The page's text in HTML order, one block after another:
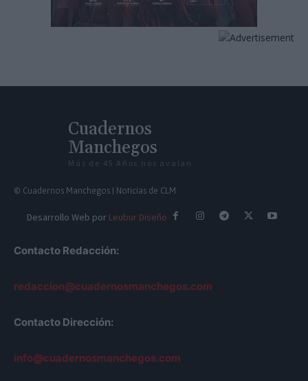
Cuadernos
Manchegos
Más de 45 Años nos avalan
© Cuadernos Manchegos | Noticias de CLM
Desarrollo Web por Leubur Diseño
Contacto Redacción:
redaccion@cuadernosmanchegos.com
Contacto Dirección:
info@cuadernosmanchegos.com